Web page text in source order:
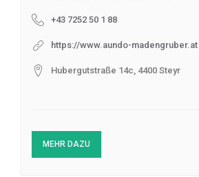
+43 7252 50 1 88
https://www.aundo-madengruber.at
Hubergutstraße 14c, 4400 Steyr
MEHR DAZU